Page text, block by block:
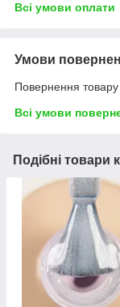
Всі умови оплати
Умови
Повернення
Всі умови
Подібні товари